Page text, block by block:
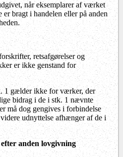
når eksemplarer af værket
er bragt i handelen eller på anden
retsafgørelser og
er ikke genstand for
1 gælder ikke for værker, der
bidrag i de i stk. 1 nævnte
må dog gengives i forbindelse
udnyttelse afhænger af de i
anden lovgivning